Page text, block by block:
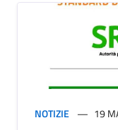
NOTIZIE 19